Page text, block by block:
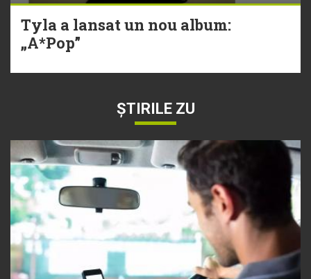
Tyla a lansat un nou album:
„A*Pop”
ȘTIRILE ZU